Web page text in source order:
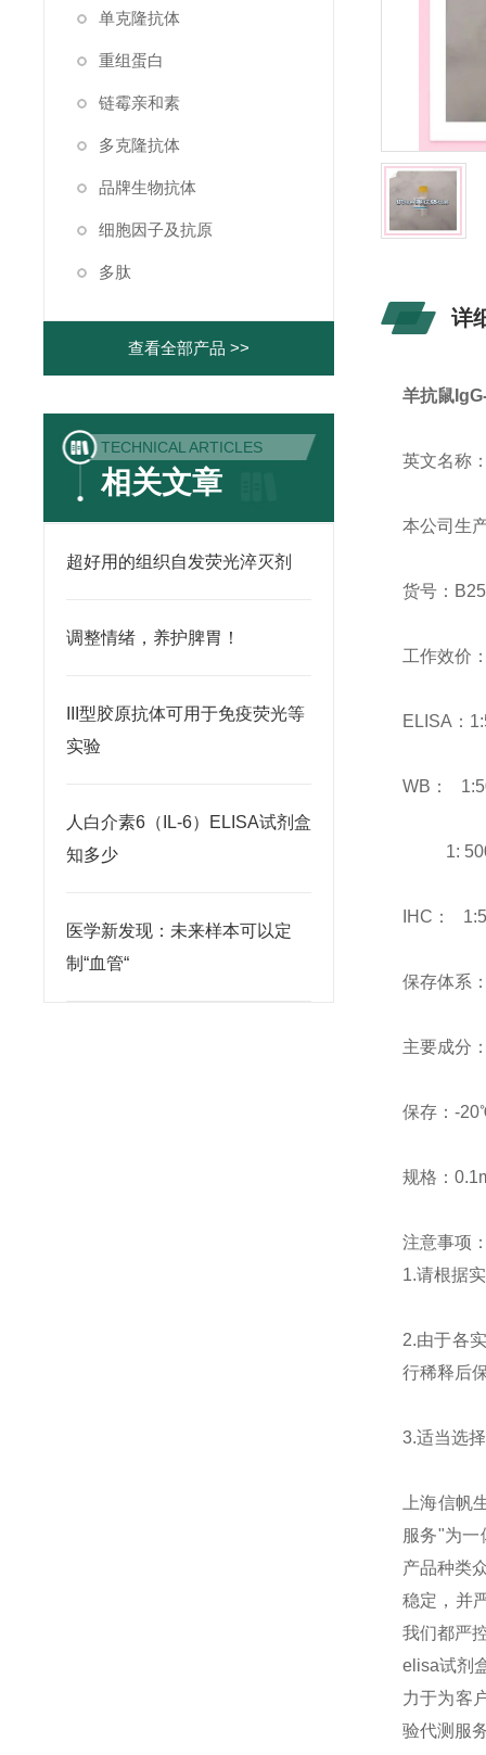
单克隆抗体
重组蛋白
链霉亲和素
多克隆抗体
品牌生物抗体
细胞因子及抗原
多肽
查看全部产品 >>
TECHNICAL ARTICLES
相关文章
超好用的组织自发荧光淬灭剂
调整情绪，养护脾胃￼！
III型胶原抗体可用于免疫荧光等
实验
人白介素6（IL-6）ELISA试剂盒
知多少
医学新发现：未来样本可以定
制“血管“
详
羊抗鼠
英文名称
本公司生
货号：
工作效价
ELISA：
WB：
1: 500
IHC：
保存体系
主要成分
保存：-
规格：
注意事项
1.请根据
2.由于各
行稀释后
3.适当选
上海信帆
服务"为一
产品种类
稳定，并
我们都严
elisa试剂
力于为客
验代测服